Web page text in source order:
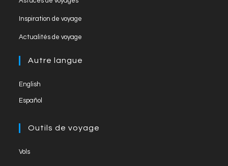
Inspiration de voyage
Actualités de voyage
Autre langue
English
Español
Outils de voyage
Vols